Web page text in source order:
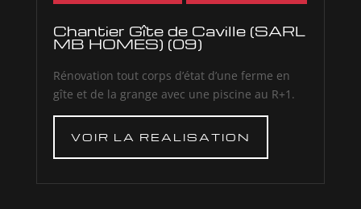
Chantier Gîte de Caville (SARL
MB HOMES) (09)
Rénovation tout corps d’état d’une ferme en
gîte et de la grange avec une piscine au R+1.
VOIR LA REALISATION